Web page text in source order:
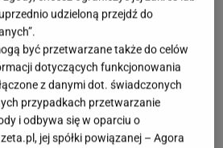
domu i kuchnią naszych babć i
przepis iwersji łazanek jest
dziś podpowiemy wam, jak
z nich. Łazanki z kapustą i
marzenie każdego miłośnika
sposób, by podać
udzieloną przejdź do
być przetwarzane także do celów
dotyczących funkcjonowania
z danymi dot. świadczonych
przypadkach przetwarzanie
i odbywa się w oparciu o
jej spółki powiązanej – Agora